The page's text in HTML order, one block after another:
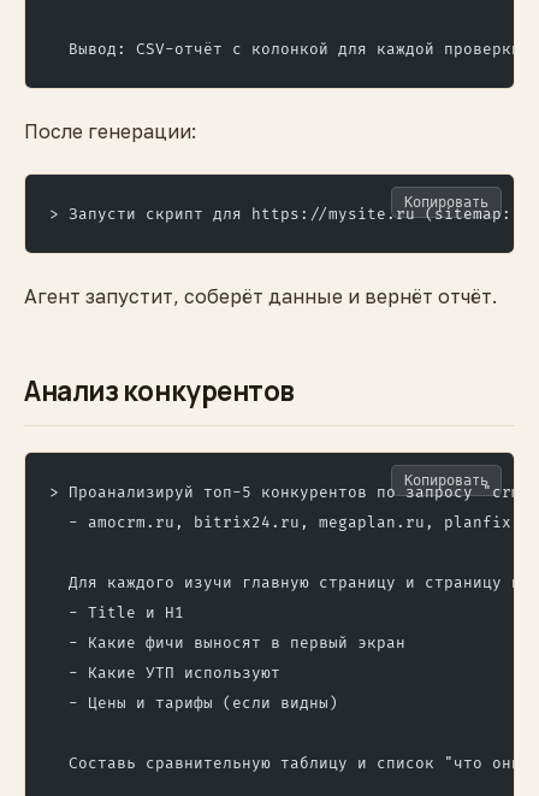
  Вывод: CSV-отчёт с колонкой для каждой проверки.
После генерации:
> Запусти скрипт для https://mysite.ru (sitemap:
Копировать
Агент запустит, соберёт данные и вернёт отчёт.
Анализ конкурентов
> Проанализируй топ-5 конкурентов по запросу "crm
- amocrm.ru, bitrix24.ru, megaplan.ru,
Для каждого изучи главную страницу и страницу
  - Title и H1
  - Какие фичи выносят в первый экран
  - Какие УТП используют
  - Цены и тарифы (если видны)
Составь сравнительную таблицу и список "что они
Копировать